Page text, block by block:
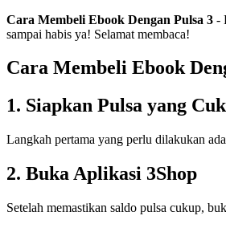
Cara Membeli Ebook Dengan Pulsa 3 -
sampai habis ya! Selamat membaca!
Cara Membeli Ebook
1. Siapkan Pulsa yang
Langkah pertama yang perlu dilakukan
2. Buka Aplikasi 3Shop
Setelah memastikan saldo pulsa cukup,